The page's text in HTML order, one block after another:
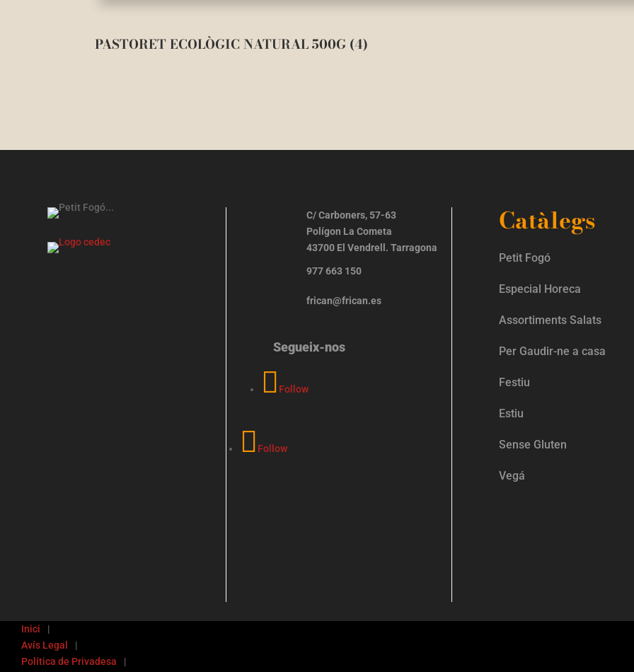
PASTORET ECOLÒGIC NATURAL 500G (4)
C/ Carboners, 57-63
Polígon La Cometa
43700 El Vendrell. Tarragona
977 663 150
frican@frican.es
Segueix-nos
Follow
Follow
Catàlegs
Petit Fogó
Especial Horeca
Assortiments Salats
Per Gaudir-ne a casa
Festiu
Estiu
Sense Gluten
Vegá
Inici
Avís Legal
Política de Privadesa